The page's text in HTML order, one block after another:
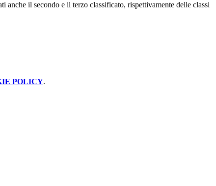
il secondo e il terzo classificato, rispettivamente delle classi
POLICY.